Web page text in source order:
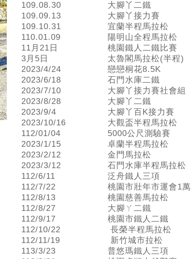
109.08.30
大腳丫二鐵
109.09.13
大腳丫接力賽
109.10.31
宜蘭半程馬拉松
110.01.09
陽明山全程馬拉松
11月21日
桃園鐵人二鐵比賽
3月5日
太魯閣馬拉松(半程)
2023/4/24
戀戀桐花8.5K
2023/6/18
石門水庫二鐵
2023/7/10
大腳丫接力賽社會組
2023/8/28
大腳丫二鐵
2023/9/4
大腳丫百K接力賽
2023/10/16
大觀盃半程馬拉松
112/01/04
5000公尺測驗賽
2023/1/15
卓蘭半程馬拉松
2023/2/12
金門馬拉松
2023/3/12
石門水庫半程馬拉松
112/6/11
泛舟鐵人三項
112/7/22
桃園市壯年市運會1萬
112/8/13
桃園慈善馬拉松
112/8/27
大腳ㄚ二鐵
112/9/17
桃園市鐵人二鐵
112/10/22
長榮半程馬拉松
112/11/19
新竹城市拉松
113/3/23
普悠瑪鐵人三項